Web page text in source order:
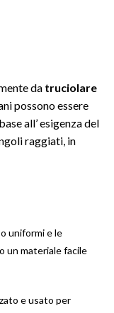
da truciolare
possono essere
all’ esigenza del
raggiati, in
uniformi e le
un materiale facile
e usato per